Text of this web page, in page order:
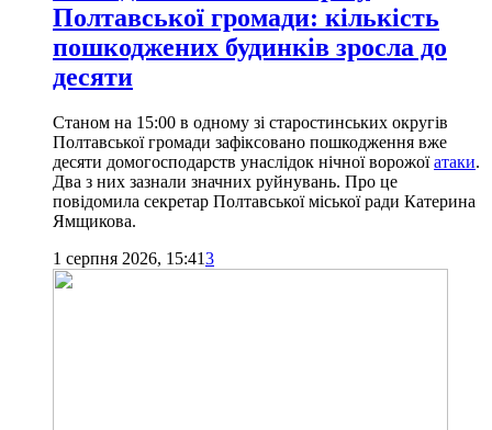
Полтавської громади: кількість
пошкоджених будинків зросла до
десяти
Станом на 15:00 в одному зі старостинських округів
Полтавської громади зафіксовано пошкодження вже
десяти домогосподарств унаслідок нічної ворожоїатаки.
Два з них зазнали значних руйнувань. Про це
повідомила секретар Полтавської міської ради Катерина
Ямщикова.
1 серпня 2026, 15:413